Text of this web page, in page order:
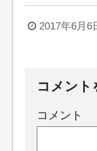
2017年6月6
コメント
コメント